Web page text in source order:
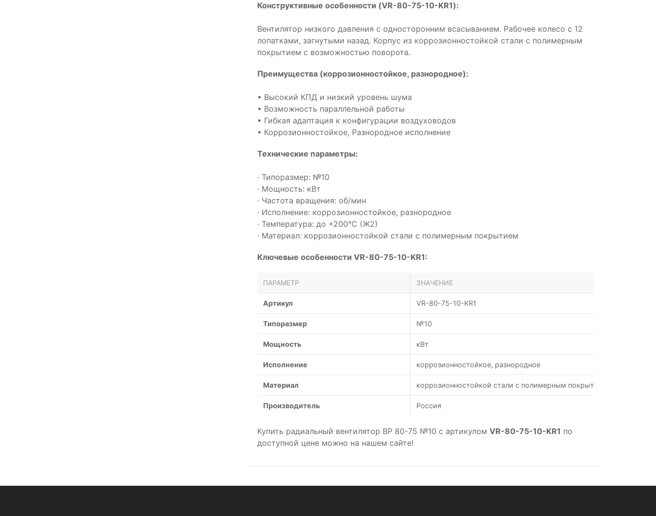
Конструктивные особенности (VR-80-75-10-KR1):
Вентилятор низкого давления с односторонним всасыванием. Рабочее колесо с 12
лопатками, загнутыми назад. Корпус из коррозионностойкой стали с полимерным
покрытием с возможностью поворота.
Преимущества (коррозионностойкое, разнородное):
• Высокий КПД и низкий уровень шума
• Возможность параллельной работы
• Гибкая адаптация к конфигурации воздуховодов
• Коррозионностойкое, Разнородное исполнение
Технические параметры:
· Типоразмер: №10
· Мощность: кВт
· Частота вращения: об/мин
· Исполнение: коррозионностойкое, разнородное
· Температура: до +200°С (Ж2)
· Материал: коррозионностойкой стали с полимерным покрытием
Ключевые особенности VR-80-75-10-KR1:
ПАРАМЕТР ЗНАЧЕНИЕ
Артикул VR-80-75-10-KR1
Типоразмер №10
Мощность кВт
Исполнение коррозионностойкое, разнородное
Материал коррозионностойкой стали с полимерным покрытием
Производитель Россия
Купить радиальный вентилятор ВР 80-75 №10 с артикулом VR-80-75-10-KR1 по
доступной цене можно на нашем сайте!